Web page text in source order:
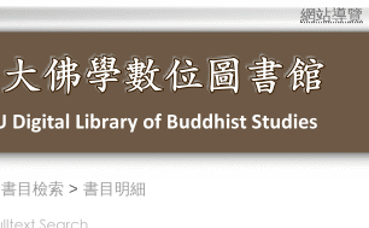
網站導覽
書目檢索 > 書目明細